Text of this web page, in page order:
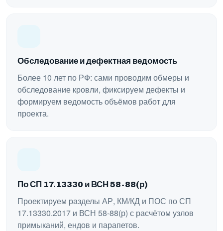
Обследование и дефектная ведомость
Более 10 лет по РФ: сами проводим обмеры и
обследование кровли, фиксируем дефекты и
формируем ведомость объёмов работ для
проекта.
По СП 17.13330 и ВСН 58-88(р)
Проектируем разделы АР, КМ/КД и ПОС по СП
17.13330.2017 и ВСН 58-88(р) с расчётом узлов
примыканий, ендов и парапетов.